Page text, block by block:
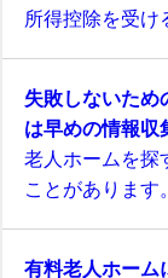
所得控除を受け
失敗しないため
は早めの情報収
老人ホームを探
ことがあります
有料老人ホーム